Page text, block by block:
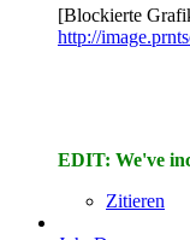
[Blockierte
http://
EDIT: We've
Zitieren